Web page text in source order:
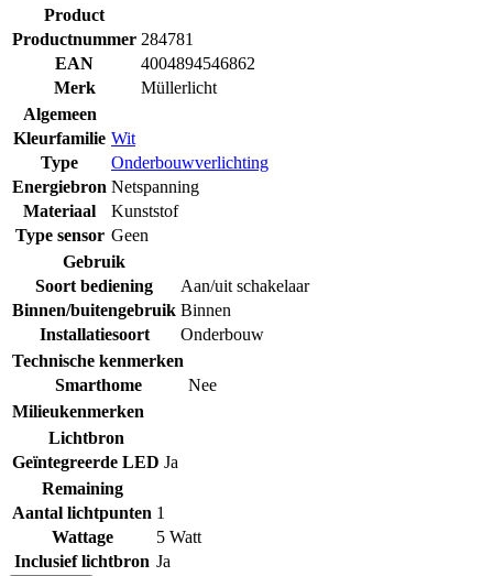
Product
Productnummer 284781
EAN
4004894546862
Merk
Müllerlicht
Algemeen
Kleurfamilie Wit
Type
Onderbouwverlichting
Energiebron Netspanning
Materiaal
Kunststof
Type sensor Geen
Gebruik
Soort bediening
Aan/uit schakelaar
Binnen/buitengebruik Binnen
Installatiesoort
Onderbouw
Technische kenmerken
Smarthome
Nee
Milieukenmerken
Lichtbron
Geïntegreerde LED Ja
Remaining
Aantal lichtpunten 1
Wattage
5 Watt
Inclusief lichtbron Ja